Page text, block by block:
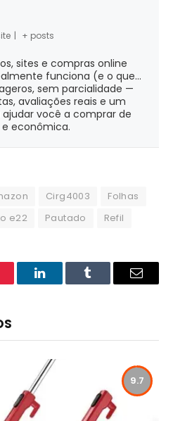
| + posts
sites e compras online
funciona (e o que...
sem parcialidade —
avaliações reais e um
você a comprar de
econômica.
Cirg4003
Folhas
e22 Pautado Refil
LinkedInTumblr Email
9.7